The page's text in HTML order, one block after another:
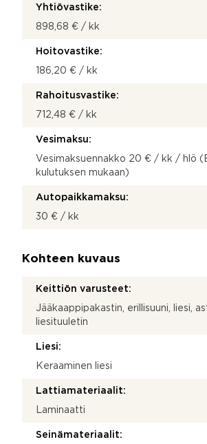
Yhtiövastike:
898,68 € / kk
Hoitovastike:
186,20 € / kk
Rahoitusvastike:
712,48 € / kk
Vesimaksu:
Vesimaksuennakko 20 € / kk / hlö
kulutuksen mukaan)
Autopaikkamaksu:
30 € / kk
Kohteen kuvaus
Keittiön varusteet:
Jääkaappipakastin, erillisuuni, liesi,
liesituuletin
Liesi:
Keraaminen liesi
Lattiamateriaalit:
Laminaatti
Seinämateriaalit: